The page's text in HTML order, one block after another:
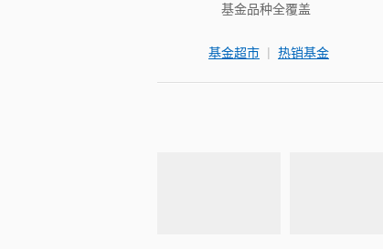
基金品种全覆盖
基金超市 | 热销基金